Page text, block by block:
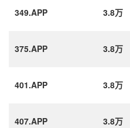
349.APP 3.8万
375.APP 3.8万
401.APP 3.8万
407.APP 3.8万